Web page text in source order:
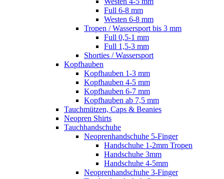
Full 6-8 mm
Westen 6-8 mm
Tropen / Wassersport bis 3 mm
Full 0,5-1 mm
Full 1,5-3 mm
Shorties / Wassersport
Kopfhauben
Kopfhauben 1-3 mm
Kopfhauben 4-5 mm
Kopfhauben 6-7 mm
Kopfhauben ab 7,5 mm
Tauchmützen, Caps & Beanies
Neopren Shirts
Tauchhandschuhe
Neoprenhandschuhe 5-Finger
Handschuhe 1-2mm Tropen
Handschuhe 3mm
Handschuhe 4-5mm
Neoprenhandschuhe 3-Finger